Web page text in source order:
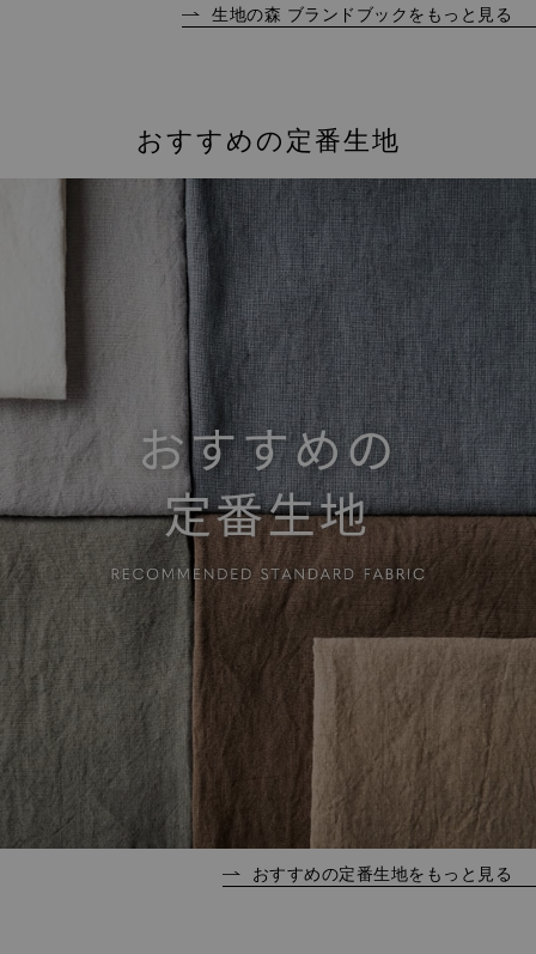
生地の森 ブランドブックをもっと見る
おすすめの定番生地
おすすめの定番生地をもっと見る